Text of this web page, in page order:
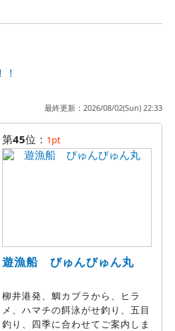
最終更新：2026/08/02(Sun) 22:33
第45位： 1pt
遊漁船 びゅんびゅん丸
柳井港発、鯛カブラから、ヒラ
メ、ハマチの餌泳がせ釣り、五目
釣り、四季に合わせてご案内しま